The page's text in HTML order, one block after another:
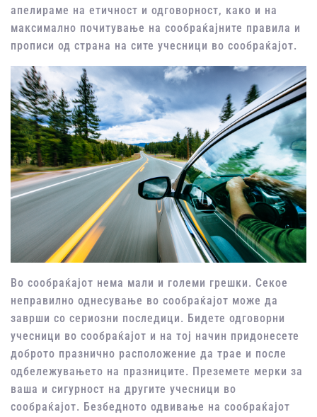
апелираме на етичност и одговорност, како и на
максимално почитување на сообраќајните правила и
прописи од страна на сите учесници во сообраќајот.
Во сообраќајот нема мали и големи грешки. Секое
неправилно однесување во сообраќајот може да
заврши со сериозни последици. Бидете одговорни
учесници во сообраќајот и на тој начин придонесете
доброто празнично расположение да трае и после
одбележувањето на празниците. Преземете мерки за
ваша и сигурност на другите учесници во
сообраќајот. Безбедното одвивање на сообраќајот